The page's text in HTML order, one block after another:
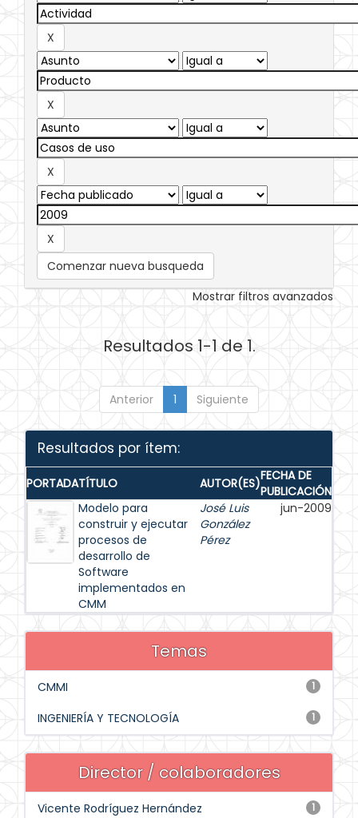
Comenzar nueva busqueda
Mostrar filtros avanzados
Resultados 1-1 de 1.
Anterior 1 Siguiente
Resultados por ítem:
PORTADATÍTULO AUTOR(ES)FECHA DE
PUBLICACIÓN
Modelo para
construir y ejecutar
procesos de
desarrollo de
Software
implementados en
CMM
José Luis
González
Pérez
jun-2009
Temas
1
CMMI
1
INGENIERÍA Y TECNOLOGÍA
Director / colaboradores
1
Vicente Rodríguez Hernández